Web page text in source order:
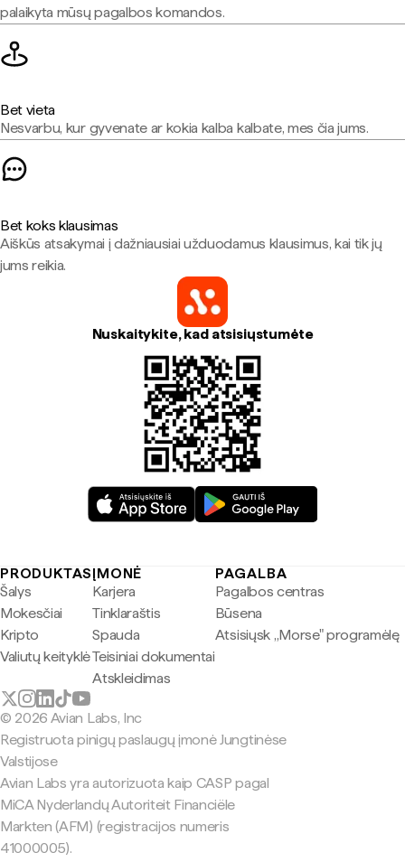
palaikyta mūsų pagalbos komandos.
Bet vieta
Nesvarbu, kur gyvenate ar kokia kalba kalbate, mes čia jums.
Bet koks klausimas
Aiškūs atsakymai į dažniausiai užduodamus klausimus, kai tik jų
jums reikia.
Nuskaitykite, kad atsisiųstumėte
PRODUKTAS
Šalys
Mokesčiai
Kripto
Valiutų keityklė
ĮMONĖ
Karjera
Tinklaraštis
Spauda
Teisiniai dokumentai
Atskleidimas
PAGALBA
Pagalbos centras
Būsena
Atsisiųsk „Morse" programėlę
© 2026 Avian Labs, Inc
Registruota pinigų paslaugų įmonė Jungtinėse
Valstijose
Avian Labs yra autorizuota kaip CASP pagal
MiCA Nyderlandų Autoriteit Financiële
Markten (AFM) (registracijos numeris
41000005).